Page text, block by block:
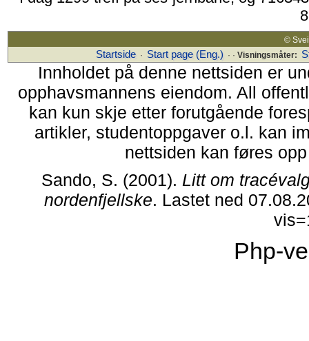
©
Startside · Start page (Eng.) · · Visningsmåter:
Innholdet på denne nettsiden er
opphavsmannens eiendom. All
kan kun skje etter forutgående
artikler, studentoppgaver o.l. kan
nettsiden kan føres
Sando, S. (2001). Litt om
nordenfjellske. Lastet ned
Php-